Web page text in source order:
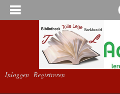
Inloggen Registreren